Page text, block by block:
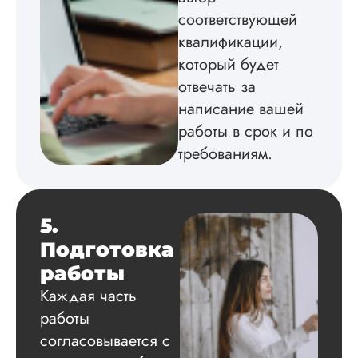
Вид работы:
Дата:2024-07-10
буду, скажу, что
делают
вещи. Мой термех
написали на ура,
защите краснеть не
пришлось за
Заказывал сразу
пакет документов:
автореферат,
презентация,
рецензии, ВАК-
все, вс...
соответствующей
квалификации,
который будет
отвечать за
написание вашей
работы в срок и по
требованиям.
5.
Подготовка
работы
Каждая часть
работы
согласовывается с